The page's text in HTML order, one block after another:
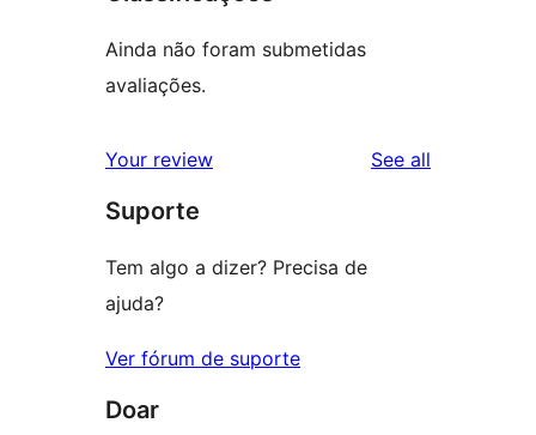
Ainda não foram submetidas
avaliações.
Your review See all
Suporte
Tem algo a dizer? Precisa de
ajuda?
Ver fórum de suporte
Doar